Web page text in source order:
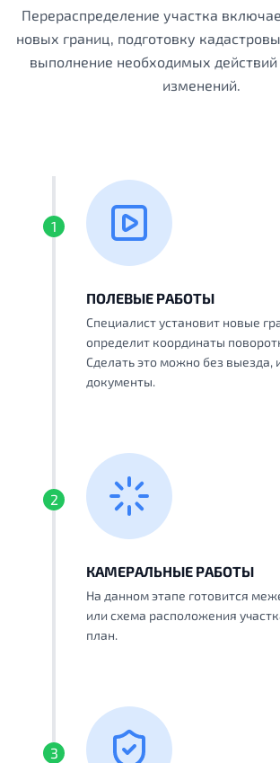
Перераспределение участка
новых границ, подготовку
выполнение необходимых действий
изменений.
1
ПОЛЕВЫЕ РАБОТЫ
Специалист установит новые
определит координаты
Сделать это можно без выезда,
документы.
2
КАМЕРАЛЬНЫЕ РАБОТЫ
На данном этапе готовится
или схема расположения
план.
3